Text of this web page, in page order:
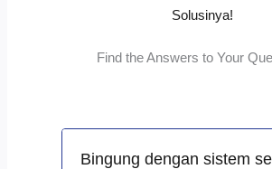
Solusinya!
Find the Answers to Your
Bingung dengan sistem